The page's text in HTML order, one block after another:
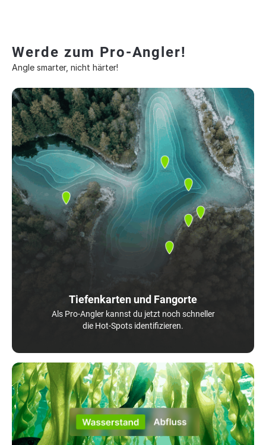
Werde zum Pro-Angler!
Angle smarter, nicht härter!
Tiefenkarten und Fangorte
Als Pro-Angler kannst du jetzt noch schneller
die Hot-Spots identifizieren.